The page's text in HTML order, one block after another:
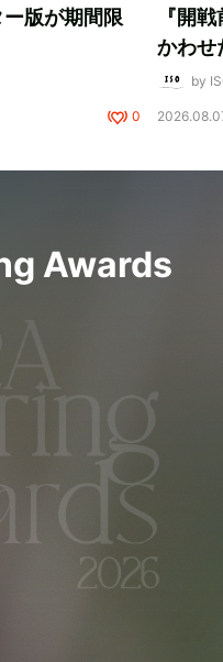
版が期間限
0
『開
かわせ
by
Awards